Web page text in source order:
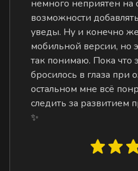
немного неприятен на
возможности
уведы. Ну и конечно
мобильной версии, но
так понимаю. Пока что
бросилось в глаза при
остальном мне всё
следить за развитием
✨